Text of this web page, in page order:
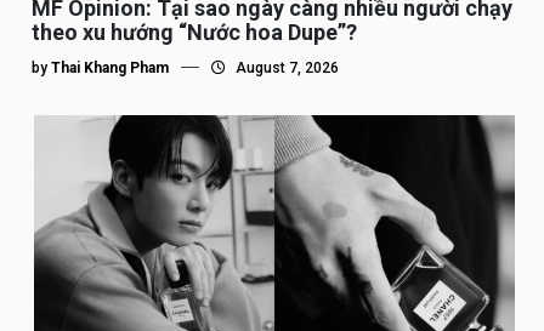
MF Opinion: Tại sao ngày càng nhiều người chạy
theo xu hướng “Nước hoa Dupe”?
by Thai Khang Pham August 7, 2026